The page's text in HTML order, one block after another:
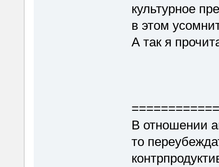
культурное
в этом
А так я
В отношении
то